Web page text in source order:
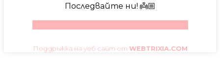
Последвайте ни! 👼🏼
Поддръжка на уеб сайт от WEBTRIXIA.COM